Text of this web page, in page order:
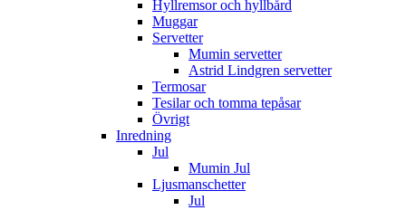
Hyllremsor och hyllbård
Muggar
Servetter
Mumin servetter
Astrid Lindgren servetter
Termosar
Tesilar och tomma tepåsar
Övrigt
Inredning
Jul
Mumin Jul
Ljusmanschetter
Jul